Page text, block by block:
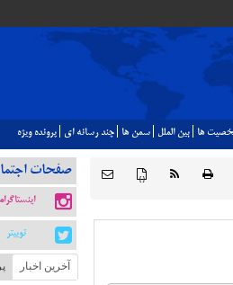
ها بين الملل سمن ها چند رسانه اي پرونده ويژه
{ } صفحات
اینستاگرام
توییتر
آخرین اخبار